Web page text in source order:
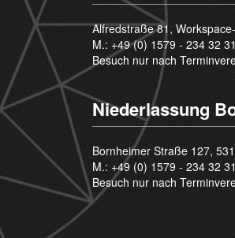
Alfredstraße 81,
M.: +49 (0) 1579 - 234 32 31
Besuch nur nach
Niederlassung
Bornheimer Straße 127,
M.: +49 (0) 1579 - 234 32 31
Besuch nur nach